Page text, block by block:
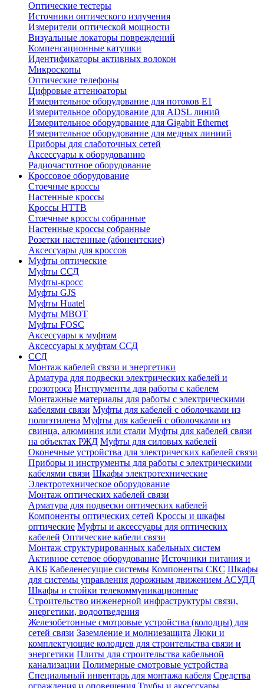
Оптические тестеры
Источники оптического излучения
Измерители оптической мощности
Визуальные локаторы повреждений
Компенсационные катушки
Идентификаторы активных волокон
Микроскопы
Оптические телефоны
Цифровые аттенюаторы
Измерительное оборудование для потоков Е1
Измерительное оборудование для ADSL линий
Измерительное оборудование для Gigabit Ethernet
Измерительное оборудование для медных линиий
Приборы для слаботочных сетей
Аксессуары к оборудованию
Радиочастотное оборудование
Кроссовое оборудование
Стоечные кроссы
Настенные кроссы
Кроссы HTTB
Стоечные кроссы собранные
Настенные кроссы собранные
Розетки настенные (абонентские)
Аксессуары для кроссов
Муфты оптические
Муфты ССД
Муфты-кросс
Муфты GJS
Муфты Huatel
Муфты МВОТ
Муфты FOSC
Аксессуары к муфтам
Аксессуары к муфтам ССД
ССД
Монтаж кабелей связи и энергетики
Арматура для подвески электрических кабелей и
грозотроса Инструменты для работы с кабелем
Монтажные материалы для работы с электрическими
кабелями связи Муфты для кабелей с оболочками из
полиэтилена Муфты для кабелей с оболочками из
свинца, алюминия или стали Муфты для кабелей связи
на объектах РЖД Муфты для силовых кабелей
Оконечные устройства для электрических кабелей связи
Приборы и инструменты для работы с электрическими
кабелями связи Шкафы электротехнические
Электротехническое оборудование
Монтаж оптических кабелей связи
Арматура для подвески оптических кабелей
Компоненты оптических сетей Кроссы и шкафы
оптические Муфты и аксессуары для оптических
кабелей Оптические кабели связи
Монтаж структурированных кабельных систем
Активное сетевое оборудование Источники питания и
АКБ Кабеленесущие системы Компоненты СКС Шкафы
для системы управления дорожным движением АСУДД
Шкафы и стойки телекоммуникационные
Строительство инженерной инфраструктуры связи,
энергетики, водоотведения
Железобетонные смотровые устройства (колодцы) для
сетей связи Заземление и молниезащита Люки и
комплектующие колодцев для строительства связи и
энергетики Плиты для строительства кабельной
канализации Полимерные смотровые устройства
Специальный инвентарь для монтажа кабеля Средства
ограждения и оповещения Трубы и аксессуары